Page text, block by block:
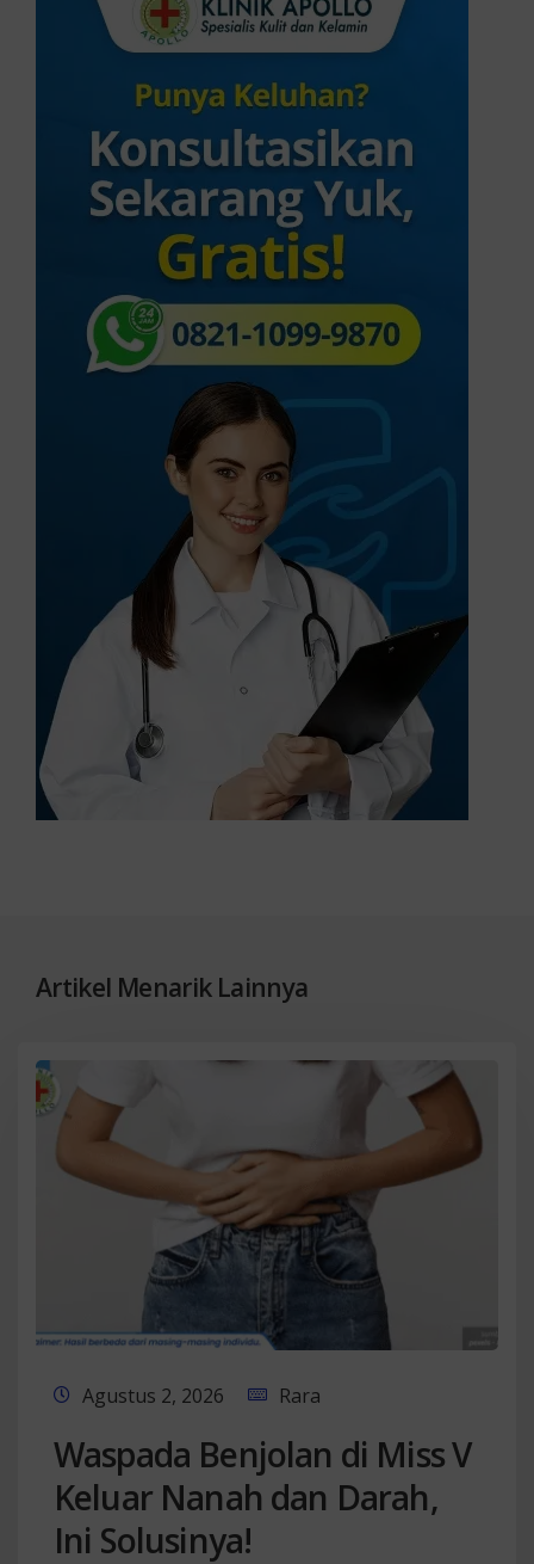
Artikel Menarik Lainnya
Agustus 2, 2026 Rara
Waspada Benjolan di Miss V
Keluar Nanah dan Darah,
Ini Solusinya!